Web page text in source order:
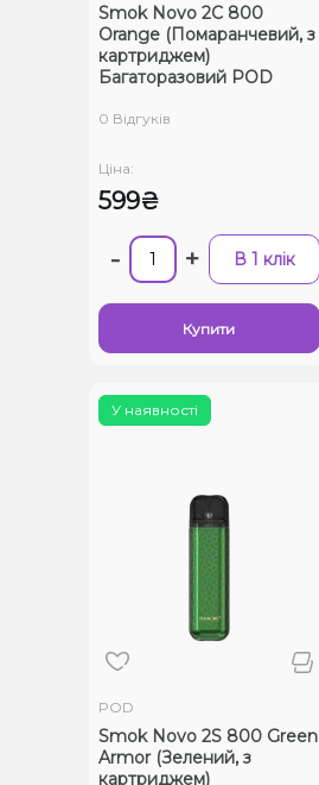
Smok Novo 2C 800
Orange (Помаранчевий, з
картриджем)
Багаторазовий POD
0 Відгуків
Ціна:
599₴
- + В 1 клік
Купити
У наявності
POD
Smok Novo 2S 800 Green
Armor (Зелений, з
картриджем)